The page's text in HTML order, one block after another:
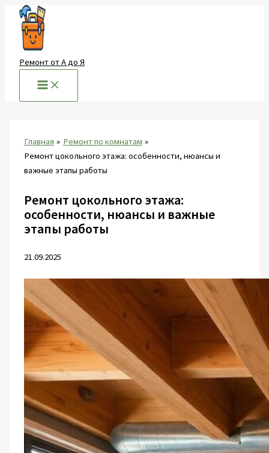
Перейти
содержимому
Ремонт от А до Я
Главная
Ремонт по комнатам
Ремонт цокольного этажа: особенности, нюансы и
важные этапы работы
Ремонт цокольного этажа:
особенности, нюансы и важные
этапы работы
21.09.2025